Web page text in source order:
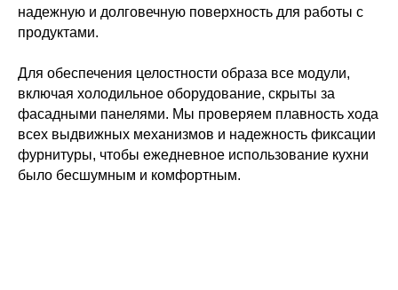
надежную и долговечную поверхность для работы с
продуктами.
Для обеспечения целостности образа все модули,
включая холодильное оборудование, скрыты за
фасадными панелями. Мы проверяем плавность хода
всех выдвижных механизмов и надежность фиксации
фурнитуры, чтобы ежедневное использование кухни
было бесшумным и комфортным.